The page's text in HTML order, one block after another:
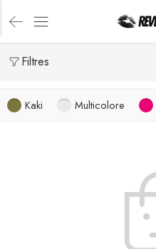
Filtres
Kaki Multicolore